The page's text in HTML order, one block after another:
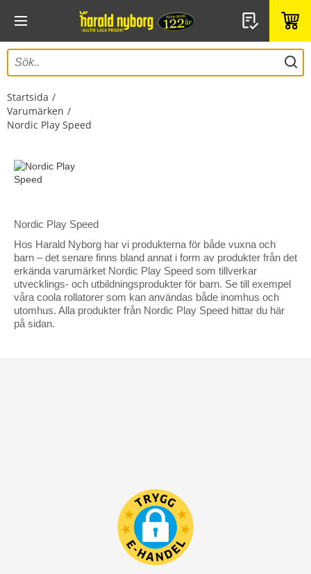
Startsida
Varumärken
Nordic Play Speed
Nordic Play Speed
Hos Harald Nyborg har vi produkterna för både vuxna och
barn – det senare finns bland annat i form av produkter från det
erkända varumärket Nordic Play Speed ​​som tillverkar
utvecklings- och utbildningsprodukter för barn. Se till exempel
våra coola rollatorer som kan användas både inomhus och
utomhus. Alla produkter från Nordic Play Speed ​​hittar du här
på sidan.